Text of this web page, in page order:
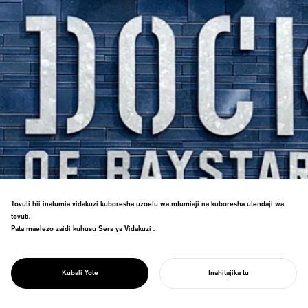
PROJECT
BAYSTARS
YOKOSUKA
wa Yokosuka uliochanganywa katika kifaa
Tovuti hii inatumia vidakuzi kuboresha uzoefu wa mtumiaji na kuboresha utendaji wa
tovuti.
Pata maelezo zaidi kuhusu Sera ya Vidakuzi
Sera ya Vidakuzi .
Kubali Yote Inahitajika tu